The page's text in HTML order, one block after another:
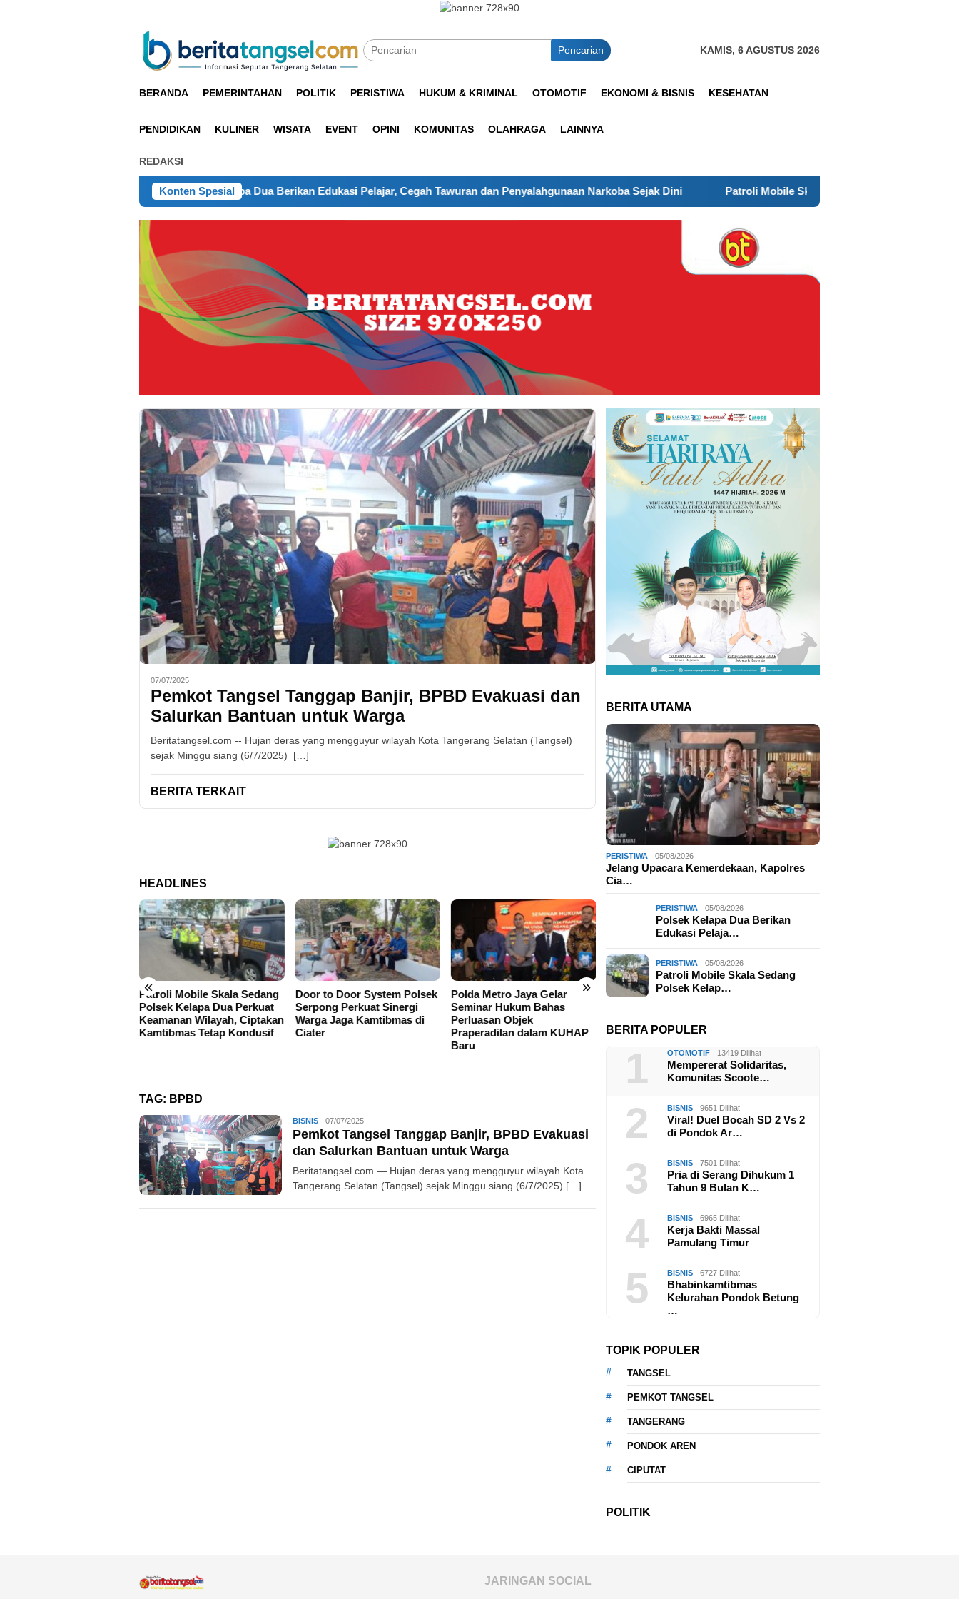
Pencarian
KAMIS, 6 AGUSTUS 2026
BERANDA PEMERINTAHAN POLITIK PERISTIWA HUKUM & KRIMINAL OTOMOTIF EKONOMI & BISNIS KESEHATAN
PENDIDIKAN KULINER WISATA EVENT OPINI KOMUNITAS OLAHRAGA LAINNYA
REDAKSI
Konten Spesial
Polsek Kelapa Dua Berikan Edukasi Pelajar, Cegah Tawuran dan Penyalahgunaan Narkoba Sejak Dini Patroli Mobile Skala Sedang Polsek Kelapa Dua Perkuat
07/07/2025
Pemkot Tangsel Tanggap Banjir, BPBD Evakuasi dan
Salurkan Bantuan untuk Warga
Beritatangsel.com -- Hujan deras yang mengguyur wilayah Kota Tangerang Selatan (Tangsel)
sejak Minggu siang (6/7/2025) […]
BERITA TERKAIT
HEADLINES
« »
Patroli Mobile Skala Sedang
Polsek Kelapa Dua Perkuat
Keamanan Wilayah, Ciptakan
Kamtibmas Tetap Kondusif
Door to Door System Polsek
Serpong Perkuat Sinergi
Warga Jaga Kamtibmas di
Ciater
Polda Metro Jaya Gelar
Seminar Hukum Bahas
Perluasan Objek
Praperadilan dalam KUHAP
Baru
Jelang Upacara
Penuh kepada Tim
Cianjur
TAG: BPBD
BISNIS Redaksi
07/07/2025
Pemkot Tangsel Tanggap Banjir, BPBD Evakuasi
dan Salurkan Bantuan untuk Warga
Beritatangsel.com — Hujan deras yang mengguyur wilayah Kota
Tangerang Selatan (Tangsel) sejak Minggu siang (6/7/2025) […]
BERITA UTAMA
PERISTIWA 05/08/2026
Jelang Upacara Kemerdekaan, Kapolres
Cia…
PERISTIWA 05/08/2026
Polsek Kelapa Dua Berikan
Edukasi Pelaja…
PERISTIWA 05/08/2026
Patroli Mobile Skala Sedang
Polsek Kelap…
BERITA POPULER
1 OTOMOTIF 13419 Dilihat
Mempererat Solidaritas,
Komunitas Scoote…
2 BISNIS 9651 Dilihat
Viral! Duel Bocah SD 2 Vs 2
di Pondok Ar…
3 BISNIS 7501 Dilihat
Pria di Serang Dihukum 1
Tahun 9 Bulan K…
4 BISNIS 6965 Dilihat
Kerja Bakti Massal
Pamulang Timur
5 BISNIS 6727 Dilihat
Bhabinkamtibmas
Kelurahan Pondok Betung
…
TOPIK POPULER
TANGSEL
PEMKOT TANGSEL
TANGERANG
PONDOK AREN
CIPUTAT
POLITIK
JARINGAN SOCIAL